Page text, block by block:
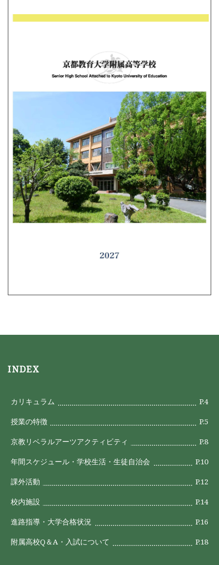
INDEX
カリキュラム
P.4
授業の特徴
P.5
京教リベラルアーツアクティビティ
P.8
年間スケジュール・学校生活・生徒自治会
P.10
課外活動
P.12
校内施設
P.14
進路指導・大学合格状況
P.16
附属高校Q＆A・入試について
P.18